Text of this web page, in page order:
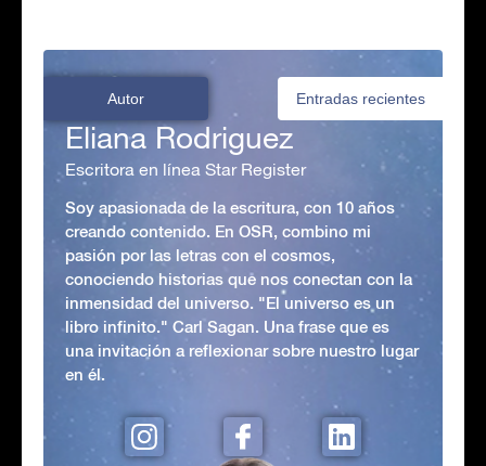
Autor Entradas recientes
Eliana Rodriguez
Escritora en línea Star Register
Soy apasionada de la escritura, con 10 años
creando contenido. En OSR, combino mi
pasión por las letras con el cosmos,
conociendo historias que nos conectan con la
inmensidad del universo. "El universo es un
libro infinito." Carl Sagan. Una frase que es
una invitación a reflexionar sobre nuestro lugar
en él.